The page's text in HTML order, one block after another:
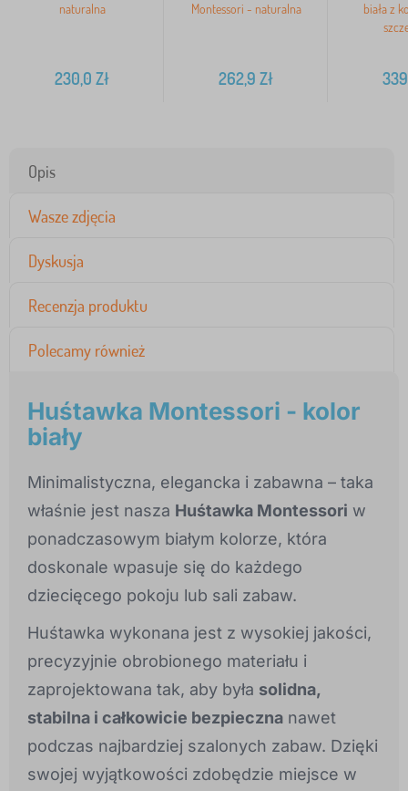
naturalna
230,0 Zł
Montessori - naturalna
262,9 Zł
biała z
Opis
Wasze zdjęcia
Dyskusja
Recenzja produktu
Polecamy również
Huśtawka Montessori - kolor
biały
Minimalistyczna, elegancka i zabawna – taka
właśnie jest nasza Huśtawka Montessori w
ponadczasowym białym kolorze, która
doskonale wpasuje się do każdego
dziecięcego pokoju lub sali zabaw.
Huśtawka wykonana jest z wysokiej jakości,
precyzyjnie obrobionego materiału i
zaprojektowana tak, aby była solidna,
stabilna i całkowicie bezpieczna nawet
podczas najbardziej szalonych zabaw. Dzięki
swojej wyjątkowości zdobędzie miejsce w